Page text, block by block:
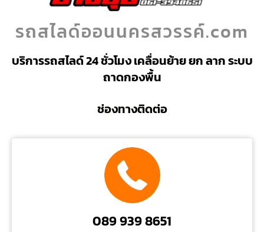
รถสไลด์ออนนครสวรรค์.com
บริการรถสไลด์ 24 ชั่วโมง เคลื่อนย้าย ยก ลาก ระบบ
ถาดกองพื้น
ช่องทางติดต่อ
089 939 8651